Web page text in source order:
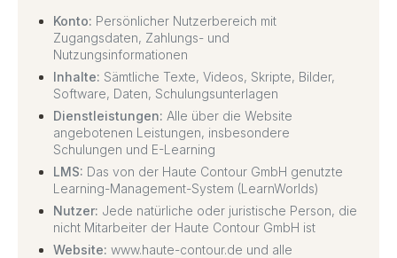
Konto: Persönlicher Nutzerbereich mit
Zugangsdaten, Zahlungs- und
Nutzungsinformationen
Inhalte: Sämtliche Texte, Videos, Skripte, Bilder,
Software, Daten, Schulungsunterlagen
Dienstleistungen: Alle über die Website
angebotenen Leistungen, insbesondere
Schulungen und E-Learning
LMS: Das von der Haute Contour GmbH genutzte
Learning-Management-System (LearnWorlds)
Nutzer: Jede natürliche oder juristische Person, die
nicht Mitarbeiter der Haute Contour GmbH ist
Website: www.haute-contour.de und alle